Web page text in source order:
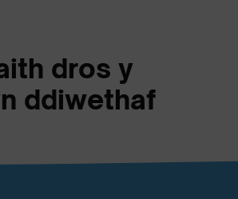
dros y
ddiwethaf